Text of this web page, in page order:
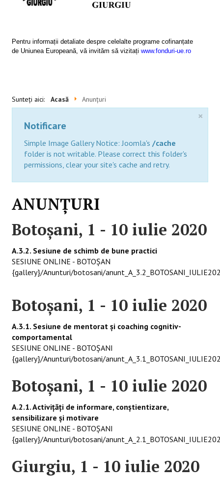
Pentru informații detaliate despre celelalte programe cofinanțate
de Uniunea Europeană, vă invităm să vizitați www.fonduri-ue.ro
Sunteți aici: Acasă Anunţuri
×
Notificare
Simple Image Gallery Notice: Joomla's /cache
folder is not writable. Please correct this folder's
permissions, clear your site's cache and retry.
ANUNŢURI
Botoşani, 1 - 10 iulie 2020
A.3.2. Sesiune de schimb de bune practici
SESIUNE ONLINE - BOTOŞAN
{gallery}/Anunturi/botosani/
Botoşani, 1 - 10 iulie 2020
A.3.1. Sesiune de mentorat și coaching cognitiv-
comportamental
SESIUNE ONLINE - BOTOŞANI
{gallery}/Anunturi/botosani/
Botoşani, 1 - 10 iulie 2020
A.2.1. Activiţăţi de informare, conștientizare,
sensibilizare şi motivare
SESIUNE ONLINE - BOTOŞANI
{gallery}/Anunturi/botosani/
Giurgiu, 1 - 10 iulie 2020